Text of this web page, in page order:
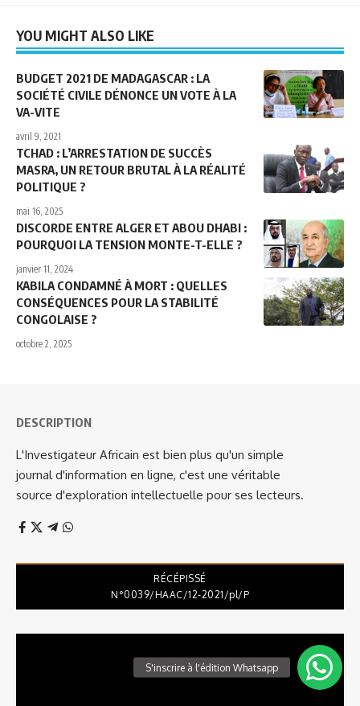
YOU MIGHT ALSO LIKE
BUDGET 2021 DE MADAGASCAR : LA
SOCIÉTÉ CIVILE DÉNONCE UN VOTE À LA
VA-VITE
avril 9, 2021
TCHAD : L’ARRESTATION DE SUCCÈS
MASRA, UN RETOUR BRUTAL À LA RÉALITÉ
POLITIQUE ?
mai 16, 2025
DISCORDE ENTRE ALGER ET ABOU DHABI :
POURQUOI LA TENSION MONTE-T-ELLE ?
janvier 11, 2024
KABILA CONDAMNÉ À MORT : QUELLES
CONSÉQUENCES POUR LA STABILITÉ
CONGOLAISE ?
octobre 2, 2025
DESCRIPTION
L'Investigateur Africain est bien plus qu'un simple
journal d'information en ligne, c'est une véritable
source d'exploration intellectuelle pour ses lecteurs.
RÉCÉPISSÉ
N°0039/HAAC/12-2021/pl/P